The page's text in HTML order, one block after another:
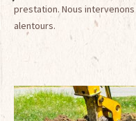
prestation. Nous intervenons
alentours.